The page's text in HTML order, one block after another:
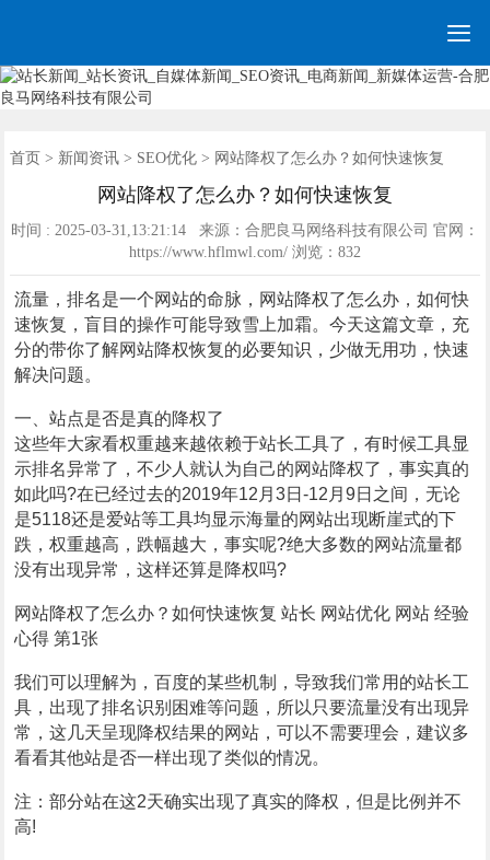

首页 > 新闻资讯> SEO优化> 网站降权了怎么办？如何快速恢复
网站降权了怎么办？如何快速恢复
时间 : 2025-03-31,13:21:14 来源：合肥良马网络科技有限公司 官网：
https://www.hflmwl.com/ 浏览： 832
流量，排名是一个网站的命脉，网站降权了怎么办，如何快
速恢复，盲目的操作可能导致雪上加霜。今天这篇文章，充
分的带你了解网站降权恢复的必要知识，少做无用功，快速
解决问题。
一、站点是否是真的降权了
这些年大家看权重越来越依赖于站长工具了，有时候工具显
示排名异常了，不少人就认为自己的网站降权了，事实真的
如此吗?在已经过去的2019年12月3日-12月9日之间，无论
是5118还是爱站等工具均显示海量的网站出现断崖式的下
跌，权重越高，跌幅越大，事实呢?绝大多数的网站流量都
没有出现异常，这样还算是降权吗?
网站降权了怎么办？如何快速恢复 站长 网站优化 网站 经验
心得 第1张
我们可以理解为，百度的某些机制，导致我们常用的站长工
具，出现了排名识别困难等问题，所以只要流量没有出现异
常，这几天呈现降权结果的网站，可以不需要理会，建议多
看看其他站是否一样出现了类似的情况。
注：部分站在这2天确实出现了真实的降权，但是比例并不
高!